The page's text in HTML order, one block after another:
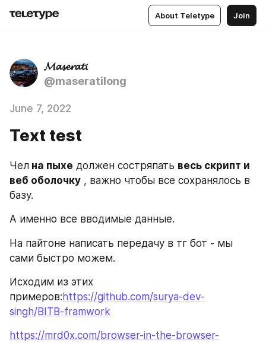
About Teletype Join
𝓜𝓪𝓼𝓮𝓻𝓪𝓽𝓲
@maseratilong
June 7, 2022
Text test
Чел на пыхе должен состряпать весь скрипт и
веб оболочку , важно чтобы все сохранялось в
базу.
А именно все вводимые данные.
На пайтоне написать передачу в тг бот - мы
сами быстро можем.
Исходим из этих
примеров:https://github.com/surya-dev-
singh/BITB-framwork
https://mrd0x.com/browser-in-the-browser-